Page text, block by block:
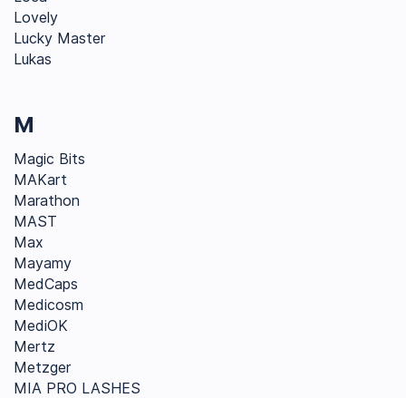
Lovely
Lucky Master
Lukas
M
Magic Bits
MAKart
Marathon
MAST
Max
Mayamy
MedCaps
Medicosm
MediOK
Mertz
Metzger
MIA PRO LASHES